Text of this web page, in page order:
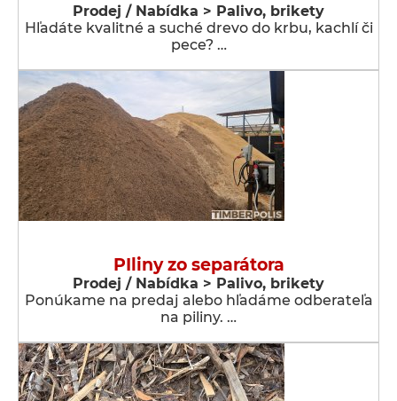
Prodej / Nabídka > Palivo, brikety
Hľadáte kvalitné a suché drevo do krbu, kachlí či
pece? …
PIliny zo separátora
Prodej / Nabídka > Palivo, brikety
Ponúkame na predaj alebo hľadáme odberateľa
na piliny. …